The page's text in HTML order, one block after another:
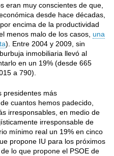
eran muy conscientes de que,
desde hace décadas,
encima de la productividad
menos malo de los casos, una
). Entre 2004 y 2009, sin
inmobiliaria llevó al
en un 19% (desde 665
a 790).
presidentes más
cuantos hemos padecido,
irresponsables, en medio de
irresponsable de
mínimo real un 19% en cinco
propone IU para los próximos
lo que propone el PSOE de